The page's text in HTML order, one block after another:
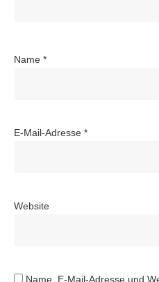
Name *
E-Mail-Adresse *
Website
Name, E-Mail-Adresse und